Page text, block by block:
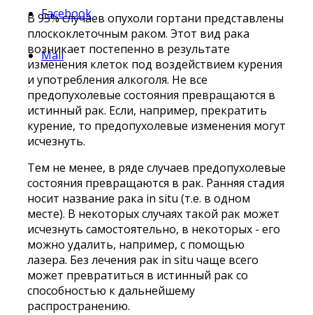
Facebook
Mail
В 95% случаев опухоли гортани представлены
плоскоклеточным раком. Этот вид рака
возникает постепенно в результате
изменения клеток под воздействием курения
и употребления алкоголя. Не все
предопухолевые состояния превращаются в
истинный рак. Если, например, прекратить
курение, то предопухолевые изменения могут
исчезнуть.
Тем не менее, в ряде случаев предопухолевые
состояния превращаются в рак. Ранняя стадия
носит название рака in situ (т.е. в одном
месте). В некоторых случаях такой рак может
исчезнуть самостоятельно, в некоторых - его
можно удалить, например, с помощью
лазера. Без лечения рак in situ чаще всего
может превратиться в истинный рак со
способностью к дальнейшему
распространению.